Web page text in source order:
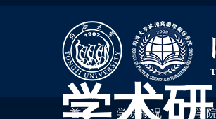
首页 学院概况 学
学术